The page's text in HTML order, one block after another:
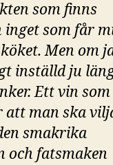
som finns
inget som får
Men om
inställd ju
Ett vin
man ska
smakrika
och fatsmaken